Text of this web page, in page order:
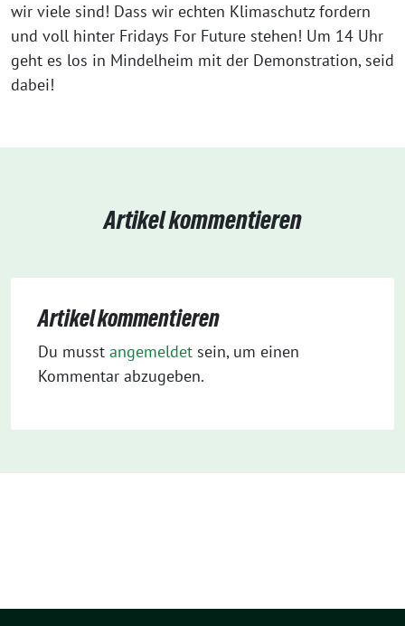
wir viele sind! Dass wir echten Klimaschutz fordern
und voll hinter Fridays For Future stehen! Um 14 Uhr
geht es los in Mindelheim mit der Demonstration, seid
dabei!
Artikel kommentieren
Artikel kommentieren
Du musst angemeldet sein, um einen
Kommentar abzugeben.